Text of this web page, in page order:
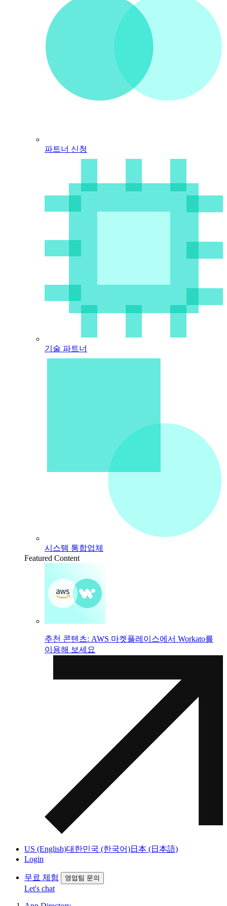
파트너 신청
기술 파트너
시스템 통합업체
Featured Content
추천 콘텐츠: AWS 마켓플레이스에서 Workato를
이용해 보세요
US (English)대한민국 (한국어)日本 (日本語)
Login
무료 체험 영업팀 문의
Let's chat